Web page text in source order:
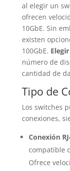
al elegir un
ofrecen
10GbE. Sin
existen
100GbE.
número de
cantidad de
Tipo de
Los switches
conexiones,
Conexión
compatible
Ofrece